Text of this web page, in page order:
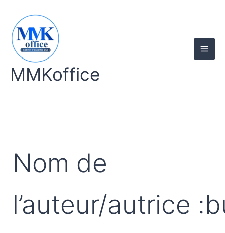
contenu
MMKoffice
Nom de
l’auteur/autrice